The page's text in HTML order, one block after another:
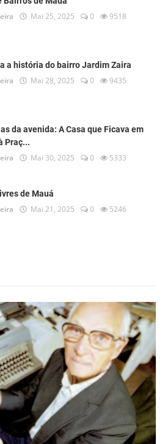
Mai 25, 2025 0 9518
a história do bairro Jardim Zaira
Mai 28, 2025 0 9435
da avenida: A Casa que Ficava em
Praç...
Mai 30, 2025 0 5333
de Mauá
Mai 21, 2025 0 5246